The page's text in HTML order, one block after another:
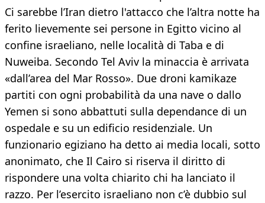
Ci sarebbe l’Iran dietro l'attacco che l’altra notte ha
ferito lievemente sei persone in Egitto vicino al
confine israeliano, nelle località di Taba e di
Nuweiba. Secondo Tel Aviv la minaccia è arrivata
«dall’area del Mar Rosso». Due droni kamikaze
partiti con ogni probabilità da una nave o dallo
Yemen si sono abbattuti sulla dependance di un
ospedale e su un edificio residenziale. Un
funzionario egiziano ha detto ai media locali, sotto
anonimato, che Il Cairo si riserva il diritto di
rispondere una volta chiarito chi ha lanciato il
razzo. Per l’esercito israeliano non c’è dubbio sul